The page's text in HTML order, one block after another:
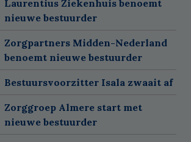
Laurentius Ziekenhuis benoemt
nieuwe bestuurder
Zorgpartners Midden-Nederland
benoemt nieuwe bestuurder
Bestuursvoorzitter Isala zwaait af
Zorggroep Almere start met
nieuwe bestuurder